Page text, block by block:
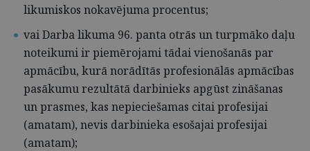
likumiskos nokavējuma procentus;
vai Darba likuma 96. panta otrās un turpmāko daļu
noteikumi ir piemērojami tādai vienošanās par
apmācību, kurā norādītās profesionālās apmācības
pasākumu rezultātā darbinieks apgūst zināšanas
un prasmes, kas nepieciešamas citai profesijai
(amatam), nevis darbinieka esošajai profesijai
(amatam);